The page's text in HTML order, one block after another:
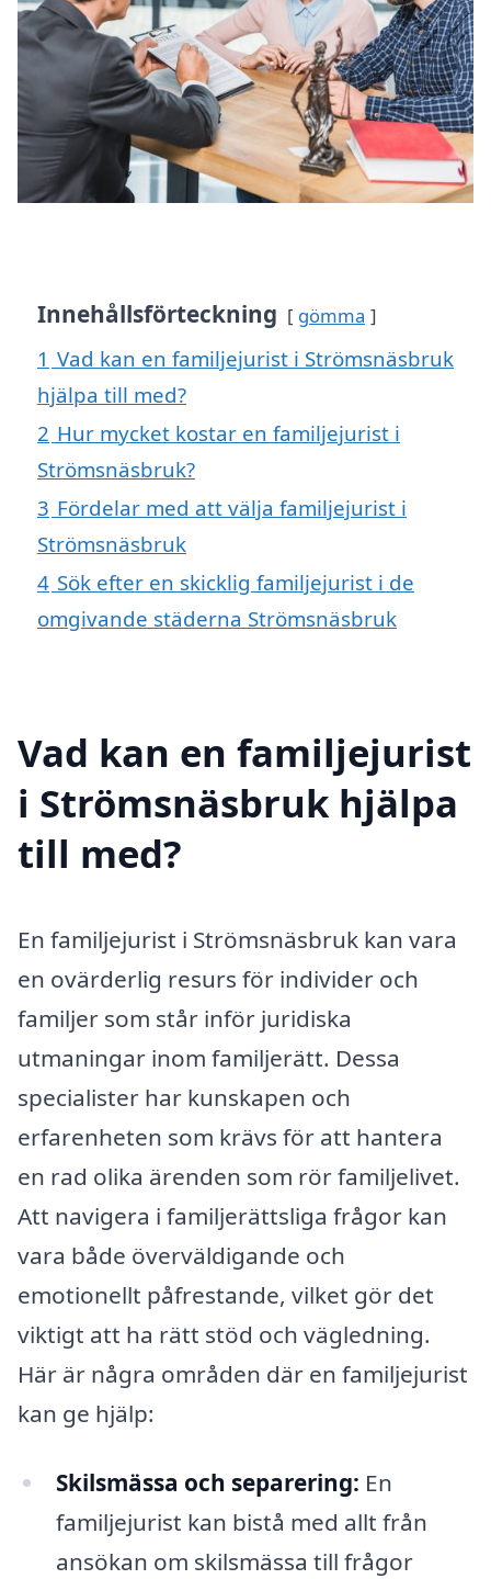
Innehållsförteckning gömma
1 Vad kan en familjejurist i Strömsnäsbruk
hjälpa till med?
2 Hur mycket kostar en familjejurist i
Strömsnäsbruk?
3 Fördelar med att välja familjejurist i
Strömsnäsbruk
4 Sök efter en skicklig familjejurist i de
omgivande städerna Strömsnäsbruk
Vad kan en familjejurist
i Strömsnäsbruk hjälpa
till med?
En familjejurist i Strömsnäsbruk kan vara
en ovärderlig resurs för individer och
familjer som står inför juridiska
utmaningar inom familjerätt. Dessa
specialister har kunskapen och
erfarenheten som krävs för att hantera
en rad olika ärenden som rör familjelivet.
Att navigera i familjerättsliga frågor kan
vara både överväldigande och
emotionellt påfrestande, vilket gör det
viktigt att ha rätt stöd och vägledning.
Här är några områden där en familjejurist
kan ge hjälp:
Skilsmässa och separering: En
familjejurist kan bistå med allt från
ansökan om skilsmässa till frågor